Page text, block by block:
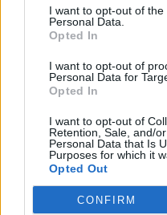
I want to opt-out of the
Personal Data.
Opted In
I want to opt-out of
Personal Data for
Opted In
I want to opt-out of
Retention, Sale, and/
Personal Data that Is
Purposes for which it
Opted Out
CONFIRM
Los archivos en esta página ha
Caja PDFes una plataforma de
en Francia y cumpliendo
compartidos por los usuarios del
Caja PDF
Sobre Caja PDF